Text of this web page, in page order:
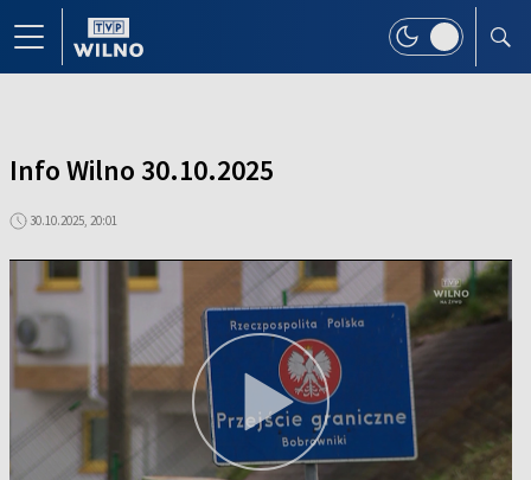
Info Wilno 30.10.2025
30.10.2025, 20:01